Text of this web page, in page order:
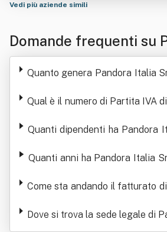
Vedi più aziende simili
Domande frequenti su
Srl In Breve "Pandora
Quanto genera Pandora Italia
Qual è il numero di Partita IVA
Quanti dipendenti ha Pandora
Quanti anni ha Pandora Italia
Come sta andando il fatturato
Dove si trova la sede legale di
n Breve "Pandora Italia Srl"